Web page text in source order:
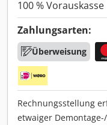
100 % Vorauskasse
Zahlungsarten:
Überweisung
Rechnungsstellung
etwaiger